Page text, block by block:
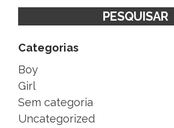
PESQUISAR
Categorias
Boy
Girl
Sem categoria
Uncategorized